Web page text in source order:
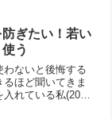
防ぎたい！若い
う
わないと後悔する
ほど聞いてきま
入れている私(20